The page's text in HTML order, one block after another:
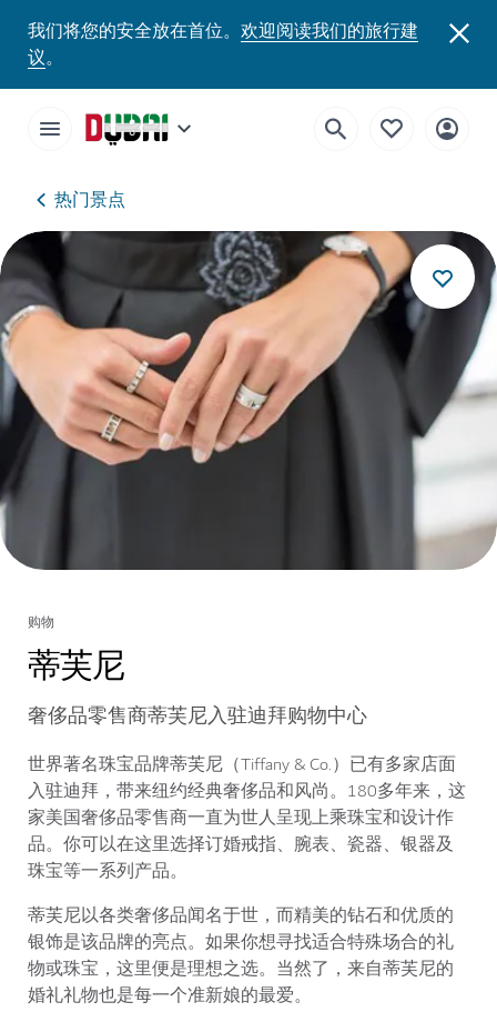
我们将您的安全放在首位。 欢迎阅读我们的旅行建
议。
热门景点
购物
蒂芙尼
奢侈品零售商蒂芙尼入驻迪拜购物中心
世界著名珠宝品牌蒂芙尼（Tiffany & Co.）已有多家店面
入驻迪拜，带来纽约经典奢侈品和风尚。180多年来，这
家美国奢侈品零售商一直为世人呈现上乘珠宝和设计作
品。你可以在这里选择订婚戒指、腕表、瓷器、银器及
珠宝等一系列产品。
蒂芙尼以各类奢侈品闻名于世，而精美的钻石和优质的
银饰是该品牌的亮点。如果你想寻找适合特殊场合的礼
物或珠宝，这里便是理想之选。当然了，来自蒂芙尼的
婚礼礼物也是每一个准新娘的最爱。